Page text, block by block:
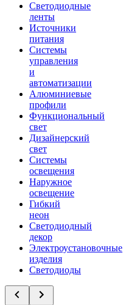
Светодиодные
ленты
Источники
питания
Системы
управления
и
автоматизации
Алюминиевые
профили
Функциональный
свет
Дизайнерский
свет
Системы
освещения
Наружное
освещение
Гибкий
неон
Светодиодный
декор
Электроустановочные
изделия
Светодиоды